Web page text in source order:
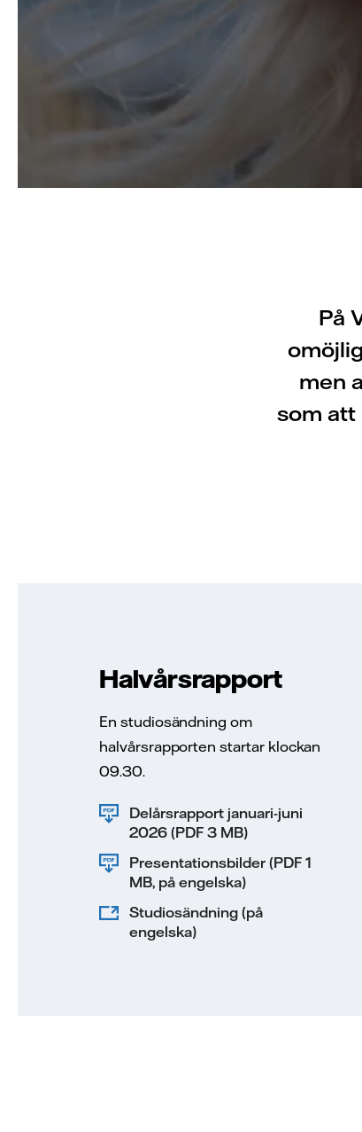
På
men
som att
Halvårsrapport
En studiosändning om
halvårsrapporten startar klockan
09.30.
Delårsrapport januari-juni
2026 (PDF 3 MB)
Presentationsbilder (PDF 1
MB, på engelska)
Studiosändning (på
engelska)